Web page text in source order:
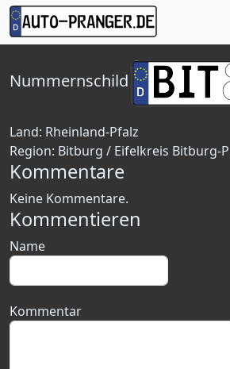
Nummernschild
Land: Rheinland-Pfalz
Region: Bitburg / Eifelkreis Bitburg-
Kommentare
Keine Kommentare.
Kommentieren
Name
Kommentar